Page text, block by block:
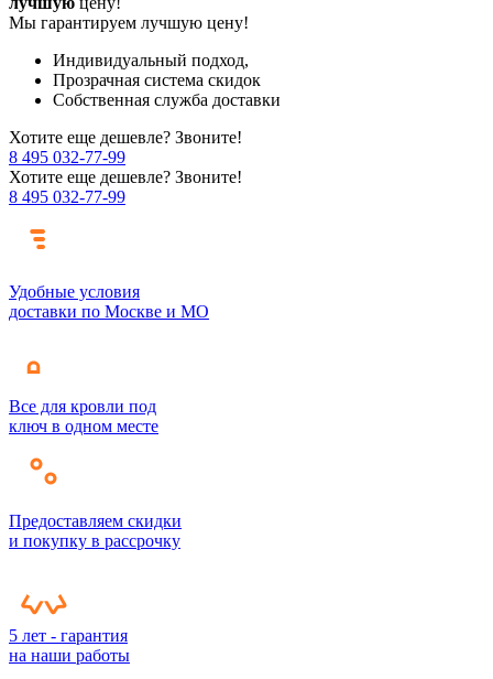
Мы гарантируем лучшую цену!
Индивидуальный подход,
Прозрачная система скидок
Собственная служба доставки
Хотите еще дешевле? Звоните!
8 495 032-77-99
Хотите еще дешевле? Звоните!
8 495 032-77-99
Удобные условия
доставки по Москве и МО
Все для кровли под
ключ в одном месте
Предоставляем скидки
и покупку в рассрочку
5 лет - гарантия
на наши работы